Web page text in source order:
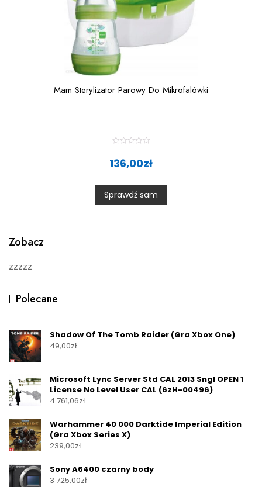
Mam Sterylizator Parowy Do Mikrofalówki
0
o
u
t
136,00zł
Sprawdź sam
Zobacz
zzzzz
Polecane
Shadow Of The Tomb Raider (Gra Xbox One)
49,00zł
Microsoft Lync Server Std CAL 2013 Sngl OPEN 1
License No Level User CAL (6zH-00496)
4 761,06zł
Warhammer 40 000 Darktide Imperial Edition
(Gra Xbox Series X)
239,00zł
Sony A6400 czarny body
3 725,00zł